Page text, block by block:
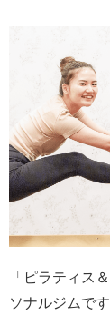
「ピラティス
ソナルジムで